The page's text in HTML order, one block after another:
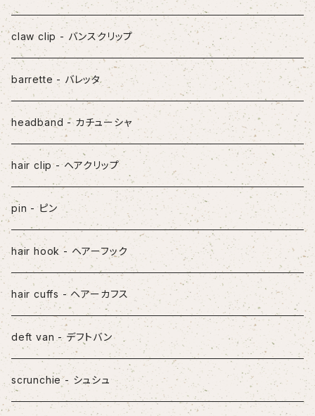
bracelet - ブレスレット
mask straps - マスクストラップ
claw clip - バンスクリップ
barrette - バレッタ
headband - カチューシャ
hair clip - ヘアクリップ
pin - ピン
hair hook - ヘアーフック
hair cuffs - ヘアーカフス
deft van - デフトバン
scrunchie - シュシュ